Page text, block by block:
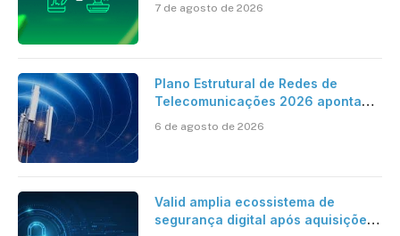
cartório
7 de agosto de 2026
Plano Estrutural de Redes de
Telecomunicações 2026 aponta
mantém desafio
6 de agosto de 2026
Valid amplia ecossistema de
segurança digital após aquisições